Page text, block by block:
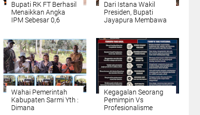
Bupati RK FT Berhasil
Menaikkan Angka
IPM Sebesar 0,6
Dari Istana Wakil
Presiden, Bupati
Jayapura Membawa
Wahai Pemerintah
Kabupaten Sarmi Yth :
Dimana
Kegagalan Seorang
Pemimpin Vs
Profesionalisme